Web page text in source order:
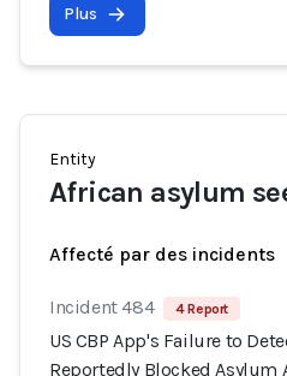
Plus
Entity
African asylum
Affecté par des incidents
Incident 484 4 Report
US CBP App's Failure to
Reportedly Blocked Asylum